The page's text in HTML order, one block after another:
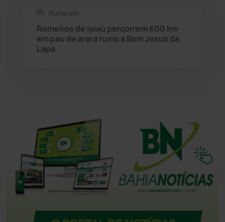
Tanque Novo
Tecnologia
Rúbia em:
Romeiros de Ipiaú percorrem 600 km
em pau de arara rumo a Bom Jesus da
Lapa